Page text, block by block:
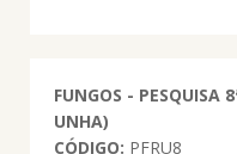
FUNGOS - PESQUISA
UNHA)
CÓDIGO: PFRU8